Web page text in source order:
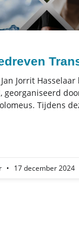
Jorrit
georganiseerd
Tijdens
17 december 2024